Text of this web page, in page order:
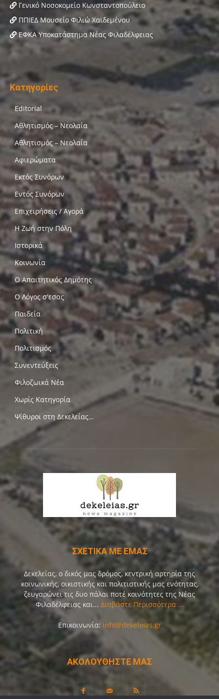
Γενικό Νοσοκομείο Κωνσταντοπούλειο
ΠΠΙΕΔ Μουσείο Φιλιώ Χαϊδεμένου
ΕΦΚΑ Υποκατάστημα Νέας Φιλαδέλφειας
Κατηγορίες
Editorial
Αθλητισμός – Νεολαία
Αθλητισμός – Νεολαία
Αφιερώματα
Εκτός Συνόρων
Εντός Συνόρων
Επιχειρήσεις / Αγορά
Η Ζωή στην Πόλη
Ιστορικά
Κοινωνία
Ο Απαιτητικός Δημότης
Ο Λόγος σ'εσας
Παιδεία
Πολιτική
Πολιτισμός
Συνεντεύξεις
Φιλοζωικά Νέα
Χωρίς Κατηγορία
Ψίθυροι στη Δεκελείας…
ΣΧΕΤΙΚΑ ΜΕ ΕΜΑΣ
Δεκελείας, ο δικός μας δρόμος, κεντρική αρτηρία της
κοινωνικής, οικιστικής και πολιτιστικής μας ενότητας,
ζευγαρώνει τις δυο πάλαι ποτέ κοινότητες της Νέας
Φιλαδέλφειας και... Διαβάστε Περισσότερα ...
Επικοινωνία: info@dekeleias.gr
ΑΚΟΛΟΥΘΗΣΤΕ ΜΑΣ